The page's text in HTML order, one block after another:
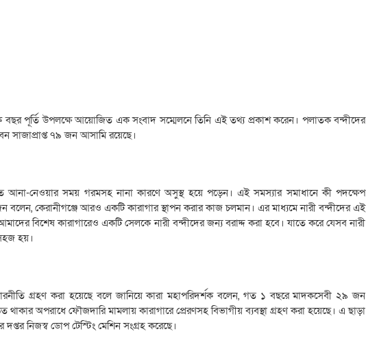
বছর পূর্তি উপলক্ষে আয়োজিত এক সংবাদ সম্মেলনে তিনি এই তথ্য প্রকাশ করেন। পলাতক বন্দীদের
সাজাপ্রাপ্ত ৭৯ জন আসামি রয়েছে।
আনা-নেওয়ার সময় গরমসহ নানা কারণে অসুস্থ হয়ে পড়েন। এই সমস্যার সমাধানে কী পদক্ষেপ
বলেন, কেরানীগঞ্জে আরও একটি কারাগার স্থাপন করার কাজ চলমান। এর মাধ্যমে নারী বন্দীদের এই
বিশেষ কারাগারেও একটি সেলকে নারী বন্দীদের জন্য বরাদ্দ করা হবে। যাতে করে যেসব নারী
হয়।
গ্রহণ করা হয়েছে বলে জানিয়ে কারা মহাপরিদর্শক বলেন, গত ১ বছরে মাদকসেবী ২৯ জন
অপরাধে ফৌজদারি মামলায় কারাগারে প্রেরণসহ বিভাগীয় ব্যবস্থা গ্রহণ করা হয়েছে। এ ছাড়া
দপ্তর নিজস্ব ডোপ টেস্টিং মেশিন সংগ্রহ করেছে।